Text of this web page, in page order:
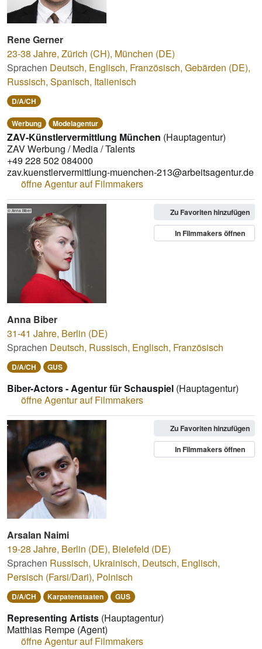
23-38 Jahre, Zürich (CH), München (DE)
Sprachen Deutsch, Englisch, Französisch, Gebärden (DE),
Russisch, Spanisch, Italienisch
D/A/CH
Rene Gerner
Werbung Modelagentur
ZAV-Künstlervermittlung München (Hauptagentur)
ZAV Werbung / Media / Talents
+49 228 502 084000
zav.kuenstlervermittlung-muenchen-213@arbeitsagentur.de
öffne Agentur auf Filmmakers
Zu Favoriten hinzufügen
In Filmmakers öffnen
© Anna Biber
31-41 Jahre, Berlin (DE)
Sprachen Deutsch, Russisch, Englisch, Französisch
D/A/CH GUS
Anna Biber
Biber-Actors - Agentur für Schauspiel (Hauptagentur)
öffne Agentur auf Filmmakers
Zu Favoriten hinzufügen
In Filmmakers öffnen
19-28 Jahre, Berlin (DE), Bielefeld (DE)
Sprachen Russisch, Ukrainisch, Deutsch, Englisch,
Persisch (Farsi/Dari), Polnisch
D/A/CH Karpatenstaaten GUS
Arsalan Naimi
Representing Artists (Hauptagentur)
Matthias Rempe (Agent)
öffne Agentur auf Filmmakers